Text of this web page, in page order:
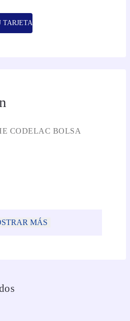
TARJETA
CODELAC BOLSA
MÁS